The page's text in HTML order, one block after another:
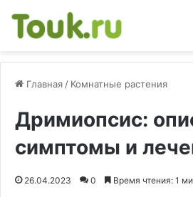
Главная / Комнатные растения
Дримиопсис:
симптомы и
26.04.2023 0 Время чтения: 1